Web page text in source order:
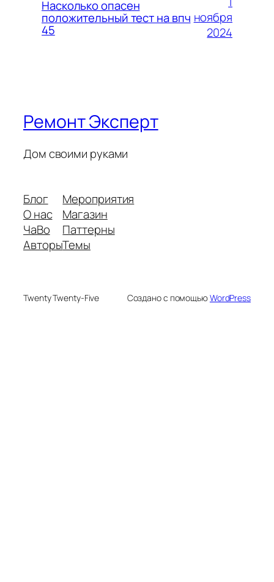
Насколько опасен
положительный тест на впч
45
ноября
2024
Ремонт Эксперт
Дом своими руками
Блог
О нас
ЧаВо
Авторы
Мероприятия
Магазин
Паттерны
Темы
Twenty Twenty-Five Создано с помощьюWordPress